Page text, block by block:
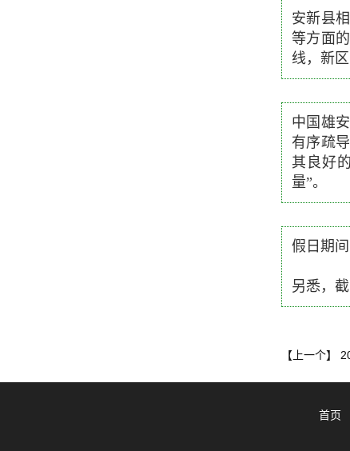
安新县
等方面
线，新
中国雄
有序疏
其良好
量”。
假日期
另悉，
【上一个】
首页